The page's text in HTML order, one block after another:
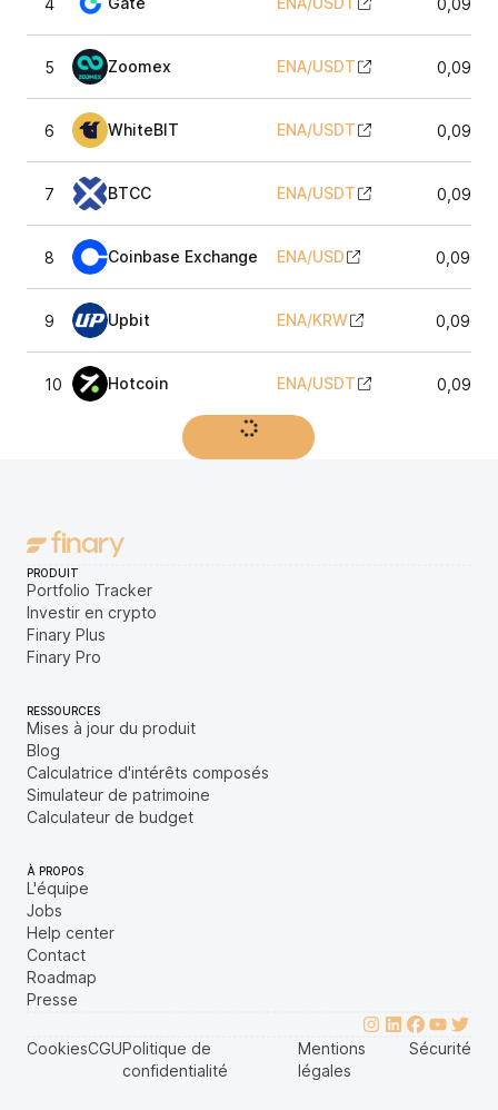
4
5 Zoomex ENA/USDT
6 WhiteBIT ENA/USDT
7 BTCC ENA/USDT
8 Coinbase Exchange ENA/USD
9 Upbit ENA/KRW
10 Hotcoin ENA/USDT
Afficher plus
PRODUIT
Portfolio Tracker
Investir en crypto
Finary Plus
Finary Pro
RESSOURCES
Mises à jour du produit
Blog
Calculatrice d'intérêts composés
Simulateur de patrimoine
Calculateur de budget
À PROPOS
L'équipe
Jobs
Help center
Contact
Roadmap
Presse
CookiesCGUPolitique de
confidentialité
Mentions
légales
Sécurité